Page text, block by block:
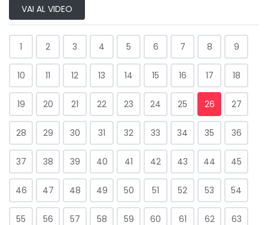
VAI AL VIDEO
1 2 3 4 5 6 7 8 9
10 11 12 13 14 15 16 17 18
19 20 21 22 23 24 25 26 27
28 29 30 31 32 33 34 35 36
37 38 39 40 41 42 43 44 45
46 47 48 49 50 51 52 53 54
55 56 57 58 59 60 61 62 63